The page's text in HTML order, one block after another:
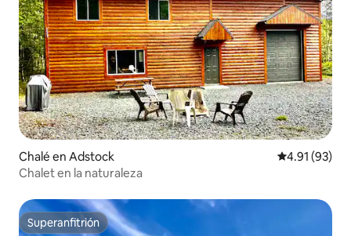
Chalé en Adstock Calificación
4.91 (93)
Chalet en la naturaleza
Superanfitrión
Superanfitrión